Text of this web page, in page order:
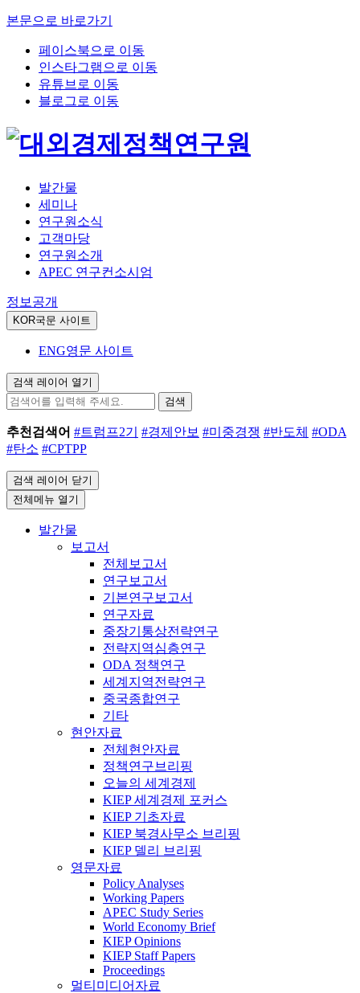
본문으로 바로가기
페이스북으로 이동
인스타그램으로 이동
유튜브로 이동
블로그로 이동
발간물
세미나
연구원소식
고객마당
연구원소개
APEC 연구컨소시엄
정보공개
KOR국문 사이트
ENG영문 사이트
검색 레이어 열기
검색
추천검색어 #트럼프2기 #경제안보 #미중경쟁 #반도체 #ODA
#탄소 #CPTPP
검색 레이어 닫기
전체메뉴 열기
발간물
보고서
전체보고서
연구보고서
기본연구보고서
연구자료
중장기통상전략연구
전략지역심층연구
ODA 정책연구
세계지역전략연구
중국종합연구
기타
현안자료
전체현안자료
정책연구브리핑
오늘의 세계경제
KIEP 세계경제 포커스
KIEP 기초자료
KIEP 북경사무소 브리핑
KIEP 델리 브리핑
영문자료
Policy Analyses
Working Papers
APEC Study Series
World Economy Brief
KIEP Opinions
KIEP Staff Papers
Proceedings
멀티미디어자료